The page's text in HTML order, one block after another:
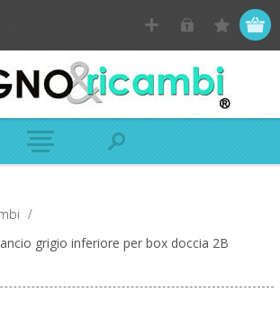
/
grigio inferiore per box doccia 2B